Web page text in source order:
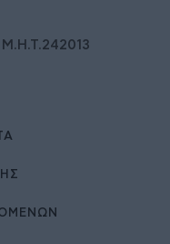
Μ.Η.Τ.242013